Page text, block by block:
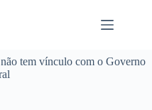
tem vínculo com o Governo